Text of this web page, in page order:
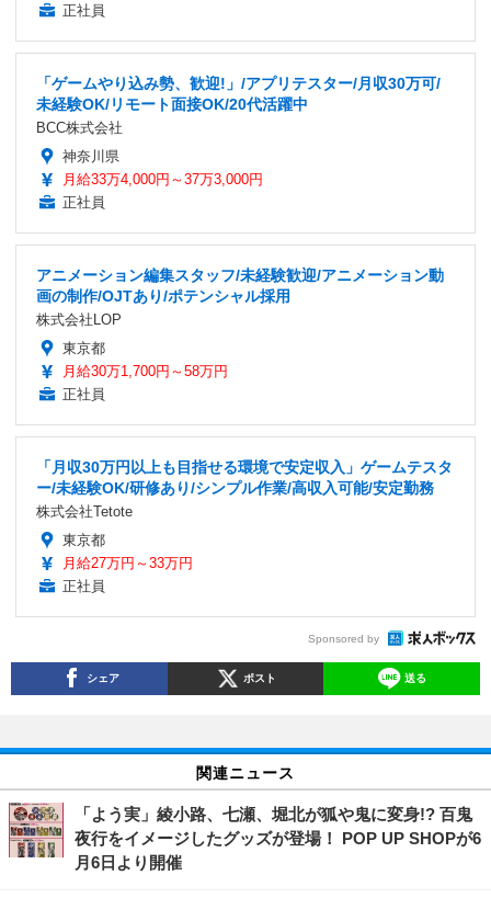
正社員
「ゲームやり込み勢、歓迎!」/アプリテスター/月収30万可/
未経験OK/リモート面接OK/20代活躍中
BCC株式会社
神奈川県
月給33万4,000円～37万3,000円
正社員
アニメーション編集スタッフ/未経験歓迎/アニメーション動
画の制作/OJTあり/ポテンシャル採用
株式会社LOP
東京都
月給30万1,700円～58万円
正社員
「月収30万円以上も目指せる環境で安定収入」ゲームテスタ
ー/未経験OK/研修あり/シンプル作業/高収入可能/安定勤務
株式会社Tetote
東京都
月給27万円～33万円
正社員
Sponsored by
シェア ポスト 送る
関連ニュース
「よう実」綾小路、七瀬、堀北が狐や鬼に変身!? 百鬼
夜行をイメージしたグッズが登場！ POP UP SHOPが6
月6日より開催